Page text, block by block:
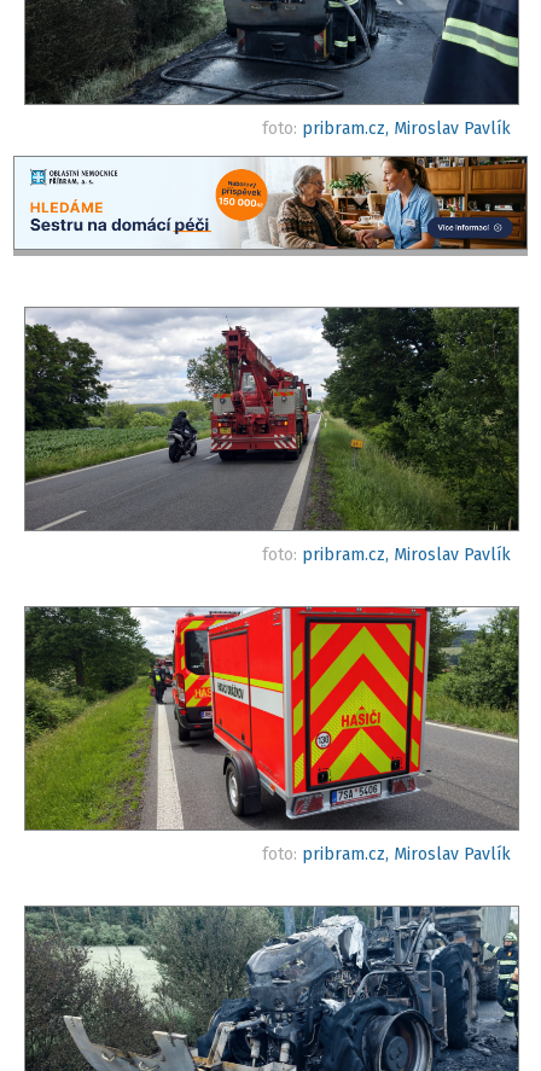
foto: pribram.cz, Miroslav Pavlík
foto: pribram.cz, Miroslav Pavlík
foto: pribram.cz, Miroslav Pavlík